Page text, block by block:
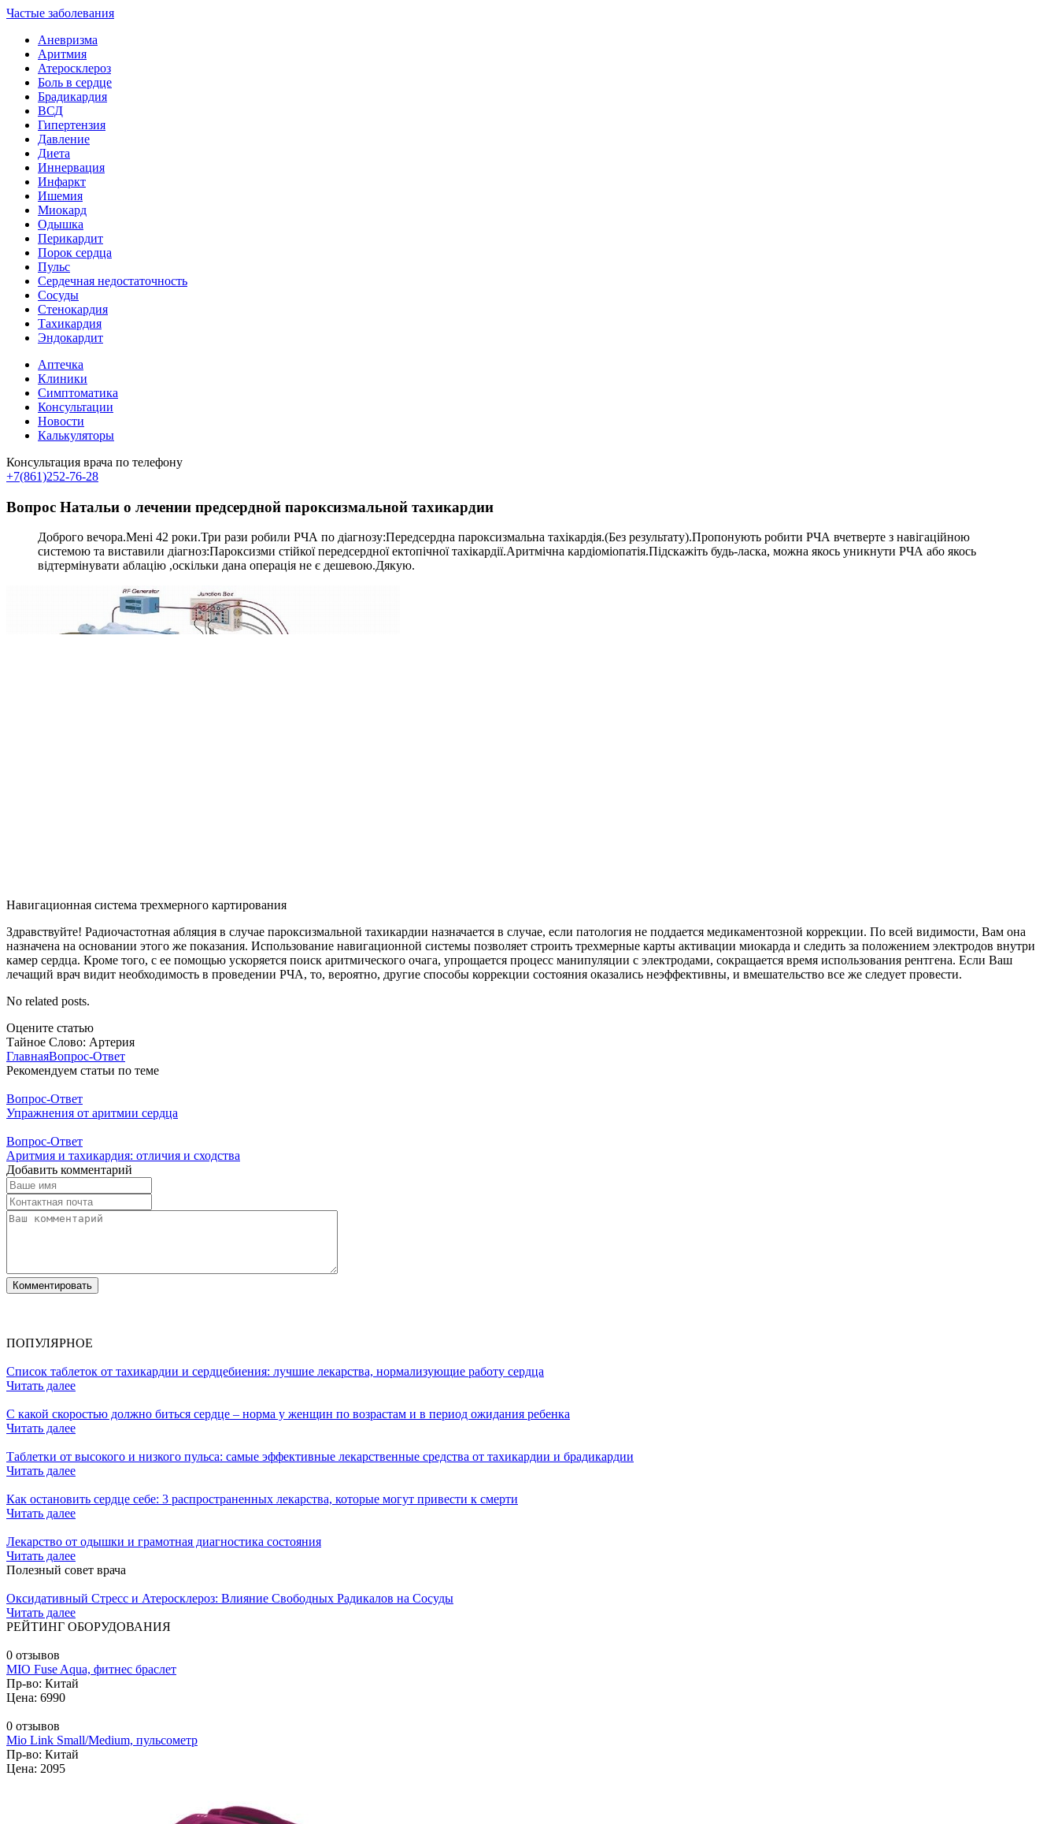
Частые заболевания
Аневризма
Аритмия
Атеросклероз
Боль в сердце
Брадикардия
ВСД
Гипертензия
Давление
Диета
Иннервация
Инфаркт
Ишемия
Миокард
Одышка
Перикардит
Порок сердца
Пульс
Сердечная недостаточность
Сосуды
Стенокардия
Тахикардия
Эндокардит
Аптечка
Клиники
Симптоматика
Консультации
Новости
Калькуляторы
Консультация врача по телефону
+7(861)252-76-28
Вопрос Натальи о лечении предсердной пароксизмальной тахикардии
Доброго вечора.Мені 42 роки.Три рази робили РЧА по діагнозу:Передсердна пароксизмальна тахікардія.(Без результату).Пропонують робити РЧА вчетверте з навігаційною
системою та виставили діагноз:Пароксизми стійкої передсердної ектопічної тахікардії.Аритмічна кардіоміопатія.Підскажіть будь-ласка, можна якось уникнути РЧА або якось
відтермінувати аблацію ,оскільки дана операція не є дешевою.Дякую.
Навигационная система трехмерного картирования
Здравствуйте! Радиочастотная абляция в случае пароксизмальной тахикардии назначается в случае, если патология не поддается медикаментозной коррекции. По всей видимости, Вам она
назначена на основании этого же показания. Использование навигационной системы позволяет строить трехмерные карты активации миокарда и следить за положением электродов внутри
камер сердца. Кроме того, с ее помощью ускоряется поиск аритмического очага, упрощается процесс манипуляции с электродами, сокращается время использования рентгена. Если Ваш
лечащий врач видит необходимость в проведении РЧА, то, вероятно, другие способы коррекции состояния оказались неэффективны, и вмешательство все же следует провести.
No related posts.
Оцените статью
Тайное Слово: Артерия
ГлавнаяВопрос-Ответ
Рекомендуем статьи по теме
Вопрос-Ответ
Упражнения от аритмии сердца
Вопрос-Ответ
Аритмия и тахикардия: отличия и сходства
Добавить комментарий
ПОПУЛЯРНОЕ
Список таблеток от тахикардии и сердцебиения: лучшие лекарства, нормализующие работу сердца
Читать далее
С какой скоростью должно биться сердце – норма у женщин по возрастам и в период ожидания ребенка
Читать далее
Таблетки от высокого и низкого пульса: самые эффективные лекарственные средства от тахикардии и брадикардии
Читать далее
Как остановить сердце себе: 3 распространенных лекарства, которые могут привести к смерти
Читать далее
Лекарство от одышки и грамотная диагностика состояния
Читать далее
Полезный совет врача
Оксидативный Стресс и Атеросклероз: Влияние Свободных Радикалов на Сосуды
Читать далее
РЕЙТИНГ ОБОРУДОВАНИЯ
0 отзывов
MIO Fuse Aqua, фитнес браслет
Пр-во: Китай
Цена: 6990
0 отзывов
Mio Link Small/Medium, пульсометр
Пр-во: Китай
Цена: 2095